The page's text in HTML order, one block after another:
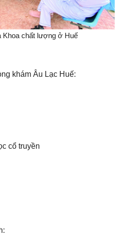
Khoa chất lượng ở Huế
khám Âu Lạc Huế:
cổ truyền